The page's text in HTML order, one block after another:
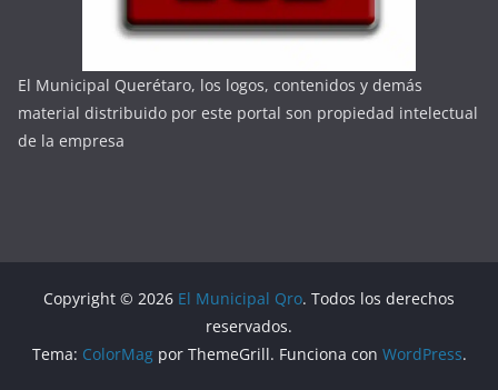
El Municipal Querétaro, los logos, contenidos y demás
material distribuido por este portal son propiedad intelectual
de la empresa
Copyright © 2026 El Municipal Qro. Todos los derechos
reservados.
Tema: ColorMagpor ThemeGrill. Funciona con WordPress.